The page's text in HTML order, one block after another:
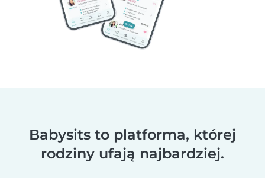
Babysits to platforma, której
rodziny ufają najbardziej.